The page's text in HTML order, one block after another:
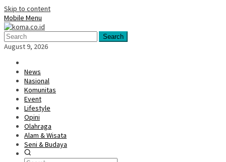
Skip to content
Mobile Menu
Search
August 9, 2026
News
Nasional
Komunitas
Event
Lifestyle
Opini
Olahraga
Alam & Wisata
Seni & Budaya